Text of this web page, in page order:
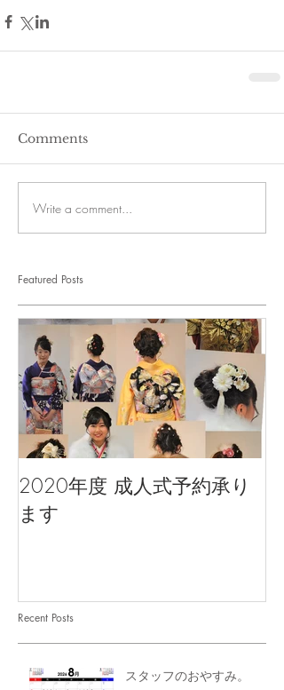
Comments
Write a comment...
Featured Posts
2020年度 成人式予約承り
ます
Recent Posts
スタッフのおやすみ。